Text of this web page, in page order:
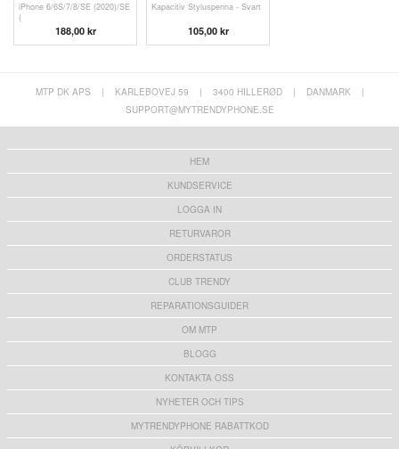
iPhone 6/6S/7/8/SE (2020)/SE
(
188,00 kr
Kapacitiv Styluspenna - Svart
105,00 kr
MTP DK APS | KARLEBOVEJ 59 | 3400 HILLERØD | DANMARK
|
SUPPORT@MYTRENDYPHONE.SE
HEM
KUNDSERVICE
LOGGA IN
RETURVAROR
ORDERSTATUS
CLUB TRENDY
REPARATIONSGUIDER
OM MTP
BLOGG
KONTAKTA OSS
NYHETER OCH TIPS
MYTRENDYPHONE RABATTKOD